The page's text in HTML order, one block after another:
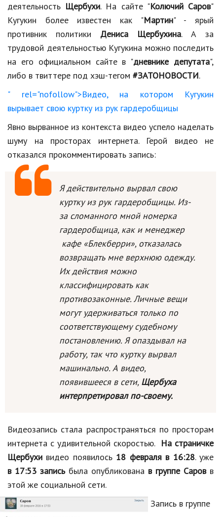
Бизнес
Хобби и развлечения
Финансы
Юриспруденция
Природа
Образование
Наука и технологии
деятельность Щербухи. На сайте "Колючий Саров"
Кугукин более известен как "Мартин" - ярый
противник политики Дениса Щербухина. А за
трудовой деятельностью Кугукина можно последить
на его официальном сайте в "дневнике депутата",
либо в твиттере под хэш-тегом #ЗАТОНОВОСТИ.
" rel="nofollow">Видео, на котором Кугукин
вырывает свою куртку из рук гардеробщицы
Явно вырванное из контекста видео успело наделать
шуму на просторах интернета. Герой видео не
отказался прокомментировать запись:
Я действительно вырвал свою
куртку из рук гардеробщицы. Из-
за сломанного мной номерка
гардеробщица, как и менеджер
кафе «Блекберри», отказалась
возвращать мне верхнюю одежду.
Их действия можно
классифицировать как
противозаконные. Личные вещи
могут удерживаться только по
соответствующему судебному
постановлению. Я опаздывал на
работу, так что куртку вырвал
машинально. А видео,
появившееся в сети, Щербуха
интерпретировал по-своему.
Видеозапись стала распространяться по просторам
интернета с удивительной скоростью. На страничке
Щербухи видео появилось 18 февраля в 16:28. уже
в 17:53 записьбыла опубликована в группе Саровв
этой же социальной сети.
Запись в группе